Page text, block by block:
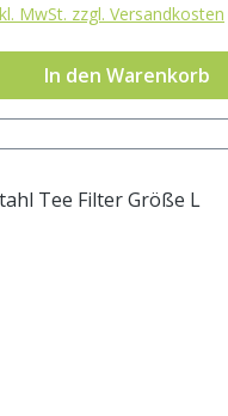
MwSt. zzgl. Versandkosten
In den Warenkorb